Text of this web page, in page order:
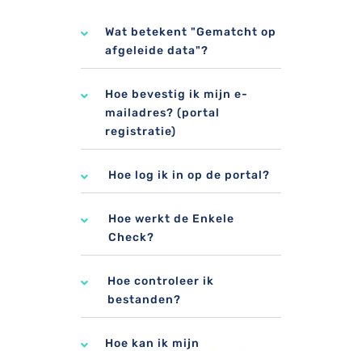
Wat betekent "Gematcht op
afgeleide data"?
Hoe bevestig ik mijn e-
mailadres? (portal
registratie)
Hoe log ik in op de portal?
Hoe werkt de Enkele
Check?
Hoe controleer ik
bestanden?
Hoe kan ik mijn